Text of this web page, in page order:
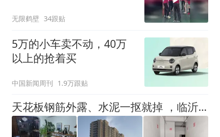
无限鹤壁 34跟贴
5万的小车卖不动，40万
以上的抢着买
中国新闻周刊 1.9万跟贴
天花板钢筋外露、水泥一抠就掉 ，临沂一安置楼交房半年即被鉴定存安全隐患；楼体至今未加固，仍有居民常住